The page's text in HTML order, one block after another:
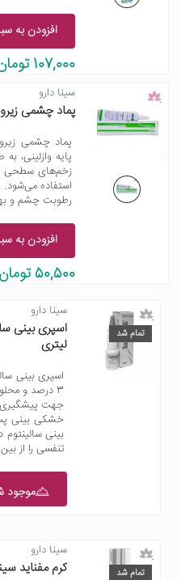
افزودن به
107,000 تومان
سینا دارو
پماد چشمی
پماد چشمی
پایه وازلینی،
زخم‌های سطحی
استفاده
رطوبت چشم و
افزودن به
50,500 تومان
تمام شد
سینا دارو
لیتری
اسپری بینی
3 درصد و
جهت پیشگیری
خشکی بینی
بینی سالینتوم
تنفسی را از
موجود
تمام شد
سینا دارو
کرم مفناید سینا